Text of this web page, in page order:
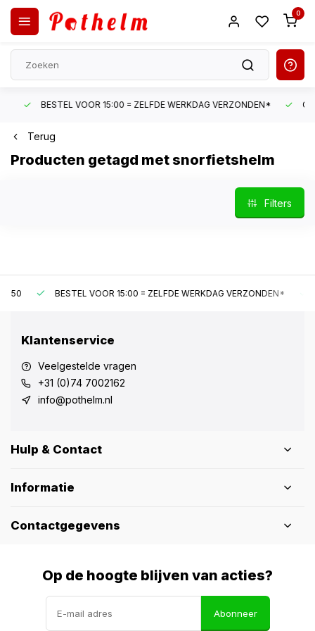
0
BESTEL VOOR 15:00 = ZELFDE WERKDAG VERZONDEN*
Terug
Producten getagd met snorfietshelm
Filters
BESTEL VOOR 15:00 = ZELFDE WERKDAG VERZONDEN*
Klantenservice
Veelgestelde vragen
+31 (0)74 7002162
info@pothelm.nl
Hulp & Contact
Informatie
Contactgegevens
Op de hoogte blijven van acties?
Abonneer